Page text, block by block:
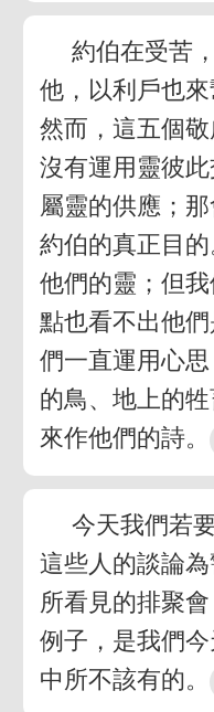
約伯在受苦
他，以利戶也來
然而，這五個
沒有運用靈彼
屬靈的供應；
約伯的真正目
他們的靈；但
點也看不出他
們一直運用心
的鳥、地上的
來作他們的詩。
今天我們若
這些人的談論
所看見的排聚
例子，是我們
中所不該有的。